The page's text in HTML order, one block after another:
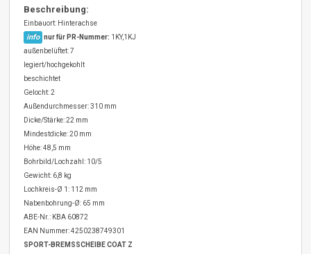
Beschreibung:
Einbauort: Hinterachse
info nur für PR-Nummer: 1KY,1KJ
außenbelüftet: 7
legiert/hochgekohlt
beschichtet
Gelocht: 2
Außendurchmesser: 310 mm
Dicke/Stärke: 22 mm
Mindestdicke: 20 mm
Höhe: 48,5 mm
Bohrbild/Lochzahl: 10/5
Gewicht: 6,8 kg
Lochkreis-Ø 1: 112 mm
Nabenbohrung-Ø: 65 mm
ABE-Nr.: KBA 60872
EAN Nummer: 4250238749301
SPORT-BREMSSCHEIBE COAT Z